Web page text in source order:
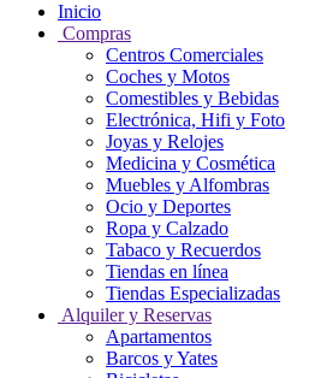
Inicio
Compras
Centros Comerciales
Coches y Motos
Comestibles y Bebidas
Electrónica, Hifi y Foto
Joyas y Relojes
Medicina y Cosmética
Muebles y Alfombras
Ocio y Deportes
Ropa y Calzado
Tabaco y Recuerdos
Tiendas en línea
Tiendas Especializadas
Alquiler y Reservas
Apartamentos
Barcos y Yates